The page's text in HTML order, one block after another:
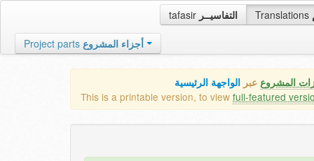
tafasir التفاسيــر Translations
Project parts أجزاء المشروع
المشروع عبر الواجهة الرئيسية
This is a printable version, to view full-featured